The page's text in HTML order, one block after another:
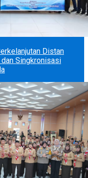
Distan
dan Singkronisasi